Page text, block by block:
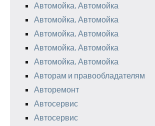
Автомойка, Автомойка
Автомойка, Автомойка
Автомойка, Автомойка
Автомойка, Автомойка
Автомойка, Автомойка
Авторам и правообладателям
Авторемонт
Автосервис
Автосервис